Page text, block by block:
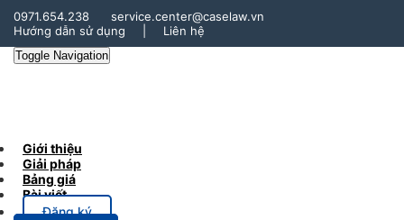
0971.654.238
service.center@caselaw.vn
Hướng dẫn sử dụng
Liên hệ
Toggle Navigation
Giới thiệu
Giải pháp
Bảng giá
Bài viết
Đăng ký